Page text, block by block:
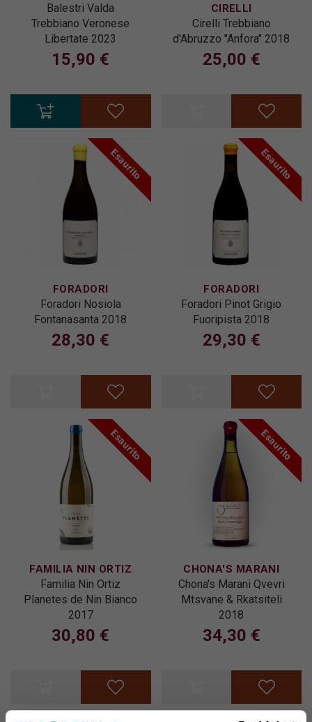
Balestri Valda
Trebbiano Veronese
Libertate 2023
15,90 €
CIRELLI
Cirelli Trebbiano
d'Abruzzo "Anfora" 2018
25,00 €
Esaurito
FORADORI
Foradori Nosiola
Fontanasanta 2018
28,30 €
Esaurito
FORADORI
Foradori Pinot Grigio
Fuoripista 2018
29,30 €
Esaurito
FAMILIA NIN ORTIZ
Familia Nin Ortiz
Planetes de Nin Bianco
2017
30,80 €
Esaurito
CHONA'S MARANI
Chona's Marani Qvevri
Mtsvane & Rkatsiteli
2018
34,30 €